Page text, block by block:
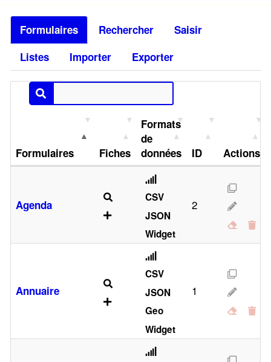
Formulaires Rechercher
Saisir
Listes
Importer Exporter
Formulaires Fiches
Formats
de
données
ID Actions
Agenda
CSV
JSON
Widget
2
Annuaire
CSV
JSON
Geo
Widget
1